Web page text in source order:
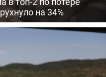
на 34%